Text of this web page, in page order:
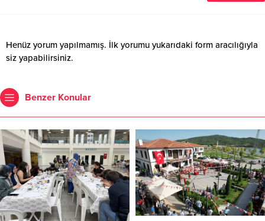
Henüz yorum yapılmamış. İlk yorumu yukarıdaki form aracılığıyla
siz yapabilirsiniz.
Benzer Konular